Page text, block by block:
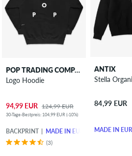
POP TRADING COMPANY
Logo Hoodie
94,99 EUR 124,99 EUR
30-Tage-Bestpreis: 104,99 EUR (-10%)
BACKPRINT
MADE IN EUROPE
(3)
ANTIX
Stella
84,99 EUR
MADE IN